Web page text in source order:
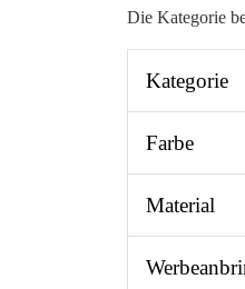
Die Kategorie
Kategorie
Farbe
Material